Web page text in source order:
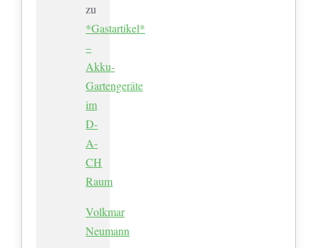
zu
*Gastartikel*
–
Akku-
Gartengeräte
im
D-
A-
CH
Raum
Volkmar
Neumann